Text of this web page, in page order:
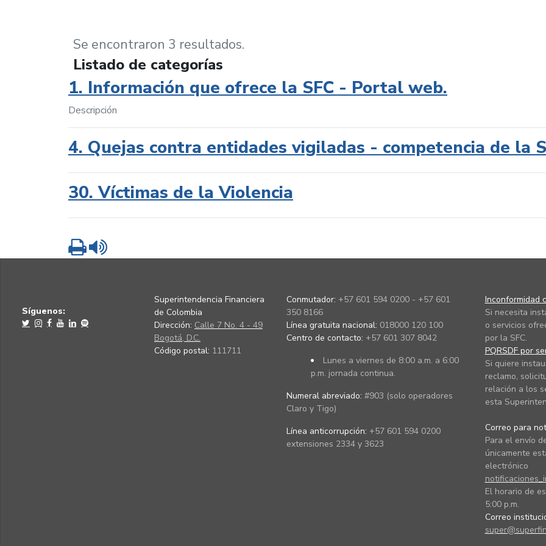
Se encontraron 3 resultados.
Listado de categorías
1. Información que ofrece la SFC - Portal web.
Descripción
4. Quejas contra entidades vigiladas - competencia de la
30. Víctimas de la Violencia
Imprimir
Síguenos:
Superintendencia Financiera
de Colombia
Dirección: Calle 7 No. 4 - 49
Bogotá, D.C.
Código postal: 111711
Conmutador: +57 601 594 0200 - +57 601
350 8166
Línea gratuita nacional: 018000 120 100
Centro de contacto: +57 601 307 8042
Lunes a viernes de 8:00 a.m. a 6:00
p.m. jornada continua.
Numeral abreviado: #903 (solo operadores
Claro y Tigo)
Línea anticorrupción: +57 601 594 0200
extensiones 2334 y 3623
Inconformidad
Si necesita
o servicios
por la SFC.
PQRSDF por
Si quiere
reclamo,
relación a los
esta
Correo para
Para el envío
únicamente
electrónico
El horario de
5:00 p.m.
Correo